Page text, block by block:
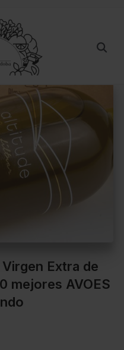
Extra de
mejores AVOES